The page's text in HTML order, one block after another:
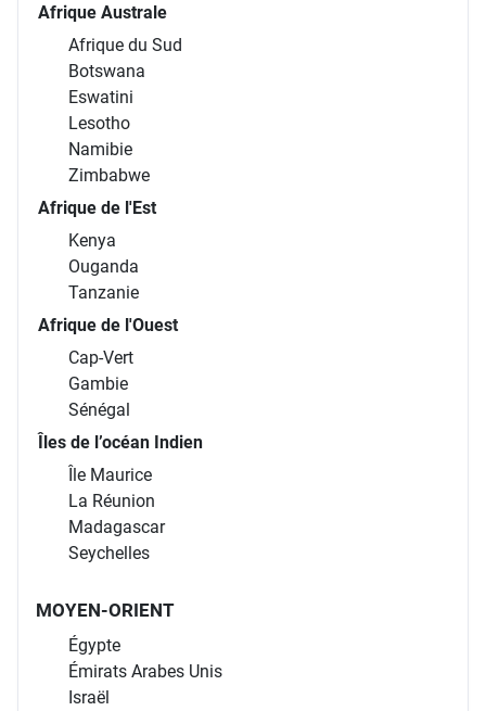
Afrique Australe
Afrique du Sud
Botswana
Eswatini
Lesotho
Namibie
Zimbabwe
Afrique de l'Est
Kenya
Ouganda
Tanzanie
Afrique de l'Ouest
Cap-Vert
Gambie
Sénégal
Îles de l’océan Indien
Île Maurice
La Réunion
Madagascar
Seychelles
MOYEN-ORIENT
Égypte
Émirats Arabes Unis
Israël